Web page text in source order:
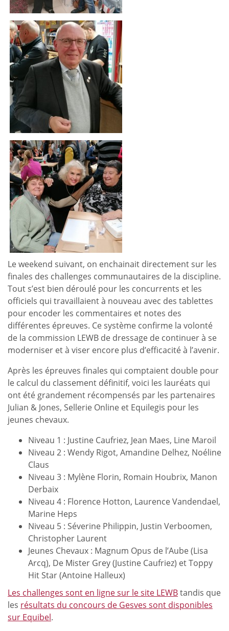
Le weekend suivant, on enchainait directement sur les
finales des challenges communautaires de la discipline.
Tout s’est bien déroulé pour les concurrents et les
officiels qui travaillaient à nouveau avec des tablettes
pour encoder les commentaires et notes des
différentes épreuves. Ce système confirme la volonté
de la commission LEWB de dressage de continuer à se
moderniser et à viser encore plus d’efficacité à l’avenir.
Après les épreuves finales qui comptaient double pour
le calcul du classement définitif, voici les lauréats qui
ont été grandement récompensés par les partenaires
Julian & Jones, Sellerie Online et Equilegis pour les
jeunes chevaux.
Niveau 1 : Justine Caufriez, Jean Maes, Line Maroil
Niveau 2 : Wendy Rigot, Amandine Delhez, Noéline
Claus
Niveau 3 : Mylène Florin, Romain Houbrix, Manon
Derbaix
Niveau 4 : Florence Hotton, Laurence Vandendael,
Marine Heps
Niveau 5 : Séverine Philippin, Justin Verboomen,
Christopher Laurent
Jeunes Chevaux : Magnum Opus de l’Aube (Lisa
Arcq), De Mister Grey (Justine Caufriez) et Toppy
Hit Star (Antoine Halleux)
Les challenges sont en ligne sur le site LEWBtandis que
les résultats du concours de Gesves sont disponibles
sur Equibel.